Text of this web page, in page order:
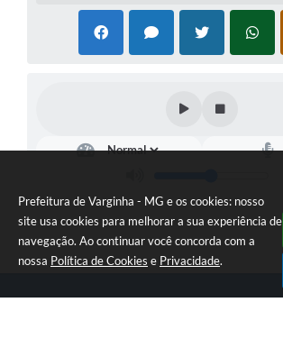
Prefeitura de Varginha - MG e os cookies: nosso
site usa cookies para melhorar a sua experiência de
navegação. Ao continuar você concorda com a
nossa Política de Cookies e Privacidade.